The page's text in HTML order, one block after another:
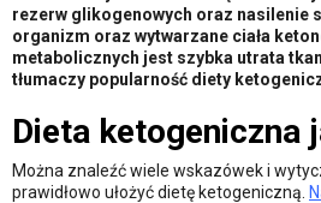
rezerw glikogenowych oraz nasilenie
organizm oraz wytwarzane ciała
metabolicznych jest szybka utrata
tłumaczy popularność diety
Dieta ketogeniczna
Można znaleźć wiele wskazówek i
prawidłowo ułożyć dietę ketogeniczną.